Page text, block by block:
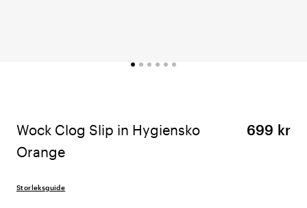
Wock Clog Slip in Hygiensko
Orange
699 kr
Storleksguide